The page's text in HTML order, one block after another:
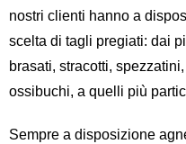
nostri clienti hanno a
scelta di tagli pregiati: dai
brasati, stracotti,
ossibuchi, a quelli più
Sempre a disposizione